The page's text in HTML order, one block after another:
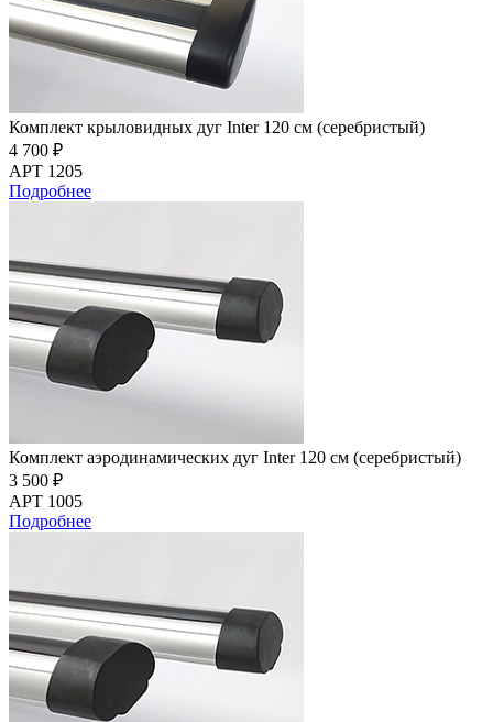
Комплект крыловидных дуг Inter 120 см (серебристый)
4 700 ₽
АРТ 1205
Подробнее
Комплект аэродинамических дуг Inter 120 см (серебристый)
3 500 ₽
АРТ 1005
Подробнее